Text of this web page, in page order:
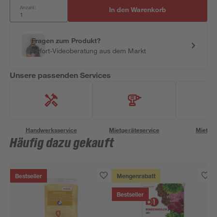
Anzahl: In den Warenkorb
Fragen zum Produkt?
Sofort-Videoberatung aus dem Markt
Unsere passenden Services
Handwerksservice Mietgeräteservice
Häufig dazu gekauft
Bestseller Mengenrabatt
Bestseller